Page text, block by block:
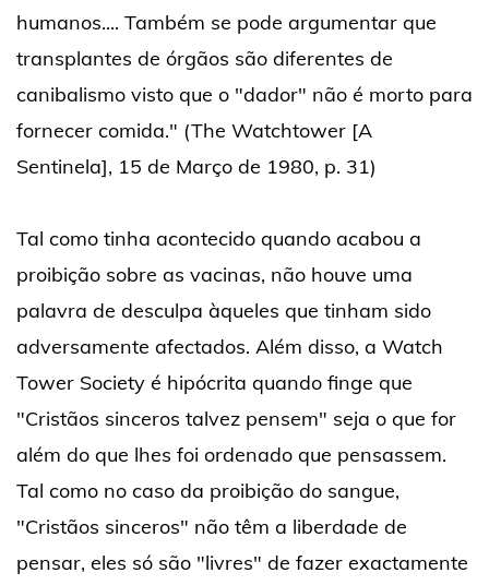
humanos.... Também se pode argumentar que
transplantes de órgãos são diferentes de
canibalismo visto que o "dador" não é morto para
fornecer comida." (The Watchtower [A
Sentinela], 15 de Março de 1980, p. 31)
Tal como tinha acontecido quando acabou a
proibição sobre as vacinas, não houve uma
palavra de desculpa àqueles que tinham sido
adversamente afectados. Além disso, a Watch
Tower Society é hipócrita quando finge que
"Cristãos sinceros talvez pensem" seja o que for
além do que lhes foi ordenado que pensassem.
Tal como no caso da proibição do sangue,
"Cristãos sinceros" não têm a liberdade de
pensar, eles só são "livres" de fazer exactamente